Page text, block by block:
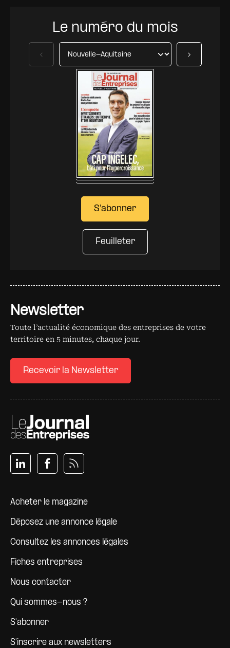
Newsletter
Toute l’actualité économique des entreprises de votre
territoire en 5 minutes, chaque jour.
Recevoir la Newsletter
Pied de page
Acheter le magazine
Déposez une annonce légale
Consultez les annonces légales
Fiches entreprises
Nous contacter
Qui sommes-nous ?
S'abonner
S'inscrire aux newsletters
Le numéro du mois
S'abonner
Feuilleter
Précédent Suivant